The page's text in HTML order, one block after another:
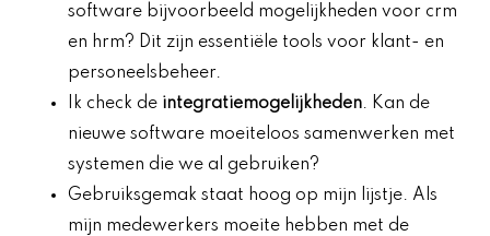
software bijvoorbeeld mogelijkheden voor crm
en hrm? Dit zijn essentiële tools voor klant- en
personeelsbeheer.
Ik check de integratiemogelijkheden. Kan de
nieuwe software moeiteloos samenwerken met
systemen die we al gebruiken?
Gebruiksgemak staat hoog op mijn lijstje. Als
mijn medewerkers moeite hebben met de